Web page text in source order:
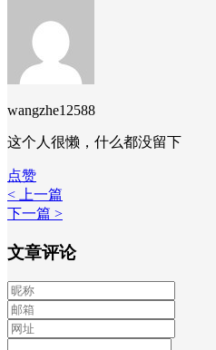
wangzhe12588
这个人很懒，什么都没留下
点赞
< 上一篇
下一篇 >
文章评论